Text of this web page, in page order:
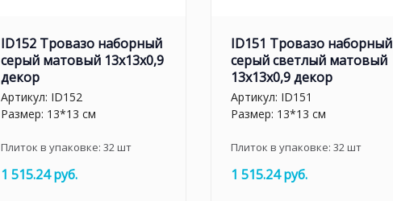
ID152 Тровазо наборный
серый матовый 13x13x0,9
декор
Артикул: ID152
Размер: 13*13 см
Плиток в упаковке: 32шт
1 515.24 руб.
ID151 Тровазо наборный
серый светлый матовый
13x13x0,9 декор
Артикул: ID151
Размер: 13*13 см
Плиток в упаковке: 32шт
1 515.24 руб.